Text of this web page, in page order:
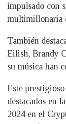
impulsado con
multimillonaria
También
Eilish, Brandy
su música han
Este
destacados en
2024 en el